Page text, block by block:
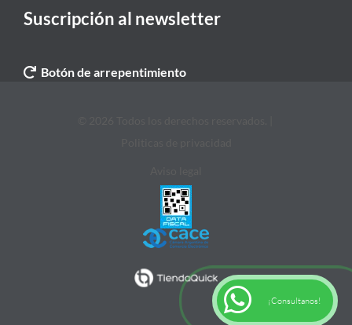
Suscripción al newsletter
Botón de arrepentimiento
¡Consultanos!